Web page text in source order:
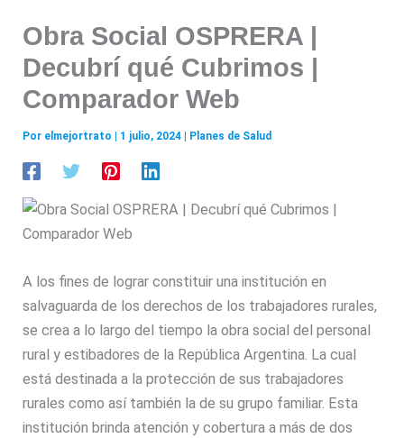
Obra Social OSPRERA |
Decubrí qué Cubrimos |
Comparador Web
Por elmejortrato 1 julio, 2024 Planes de Salud
A los fines de lograr constituir una institución en
salvaguarda de los derechos de los trabajadores rurales,
se crea a lo largo del tiempo la obra social del personal
rural y estibadores de la República Argentina. La cual
está destinada a la protección de sus trabajadores
rurales como así también la de su grupo familiar. Esta
institución brinda atención y cobertura a más de dos